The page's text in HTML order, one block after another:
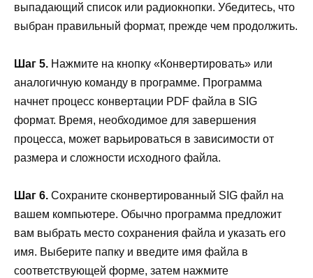
выпадающий список или радиокнопки. Убедитесь, что
выбран правильный формат, прежде чем продолжить.
Шаг 5. Нажмите на кнопку «Конвертировать» или
аналогичную команду в программе. Программа
начнет процесс конвертации PDF файла в SIG
формат. Время, необходимое для завершения
процесса, может варьироваться в зависимости от
размера и сложности исходного файла.
Шаг 6. Сохраните сконвертированный SIG файл на
вашем компьютере. Обычно программа предложит
вам выбрать место сохранения файла и указать его
имя. Выберите папку и введите имя файла в
соответствующей форме, затем нажмите